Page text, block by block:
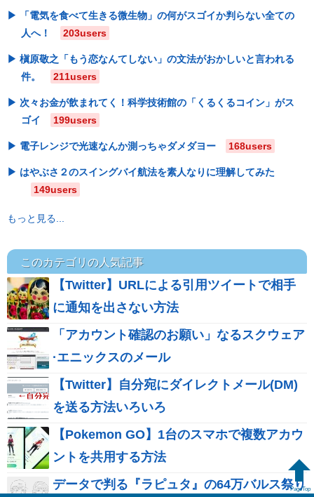
「電気を食べて生きる微生物」の何がスゴイか判らない全ての
人へ！
203users
槇原敬之「もう恋なんてしない」の文法がおかしいと言われる
件。
211users
次々お金が飲まれてく！科学技術館の「くるくるコイン」がス
ゴイ
199users
電子レンジで光速なんか測っちゃダメダヨー 168users
はやぶさ２のスイングバイ航法を素人なりに理解してみた
149users
もっと見る...
このカテゴリの人気記事
【Twitter】URLによる引用ツイートで相手
に通知を出さない方法
「アカウント確認のお願い」なるスクウェア
·エニックスのメール
【Twitter】自分宛にダイレクトメール(DM)
を送る方法いろいろ
【Pokemon GO】1台のスマホで複数アカウ
ントを共用する方法
データで判る『ラピュタ』の64万バルス祭り